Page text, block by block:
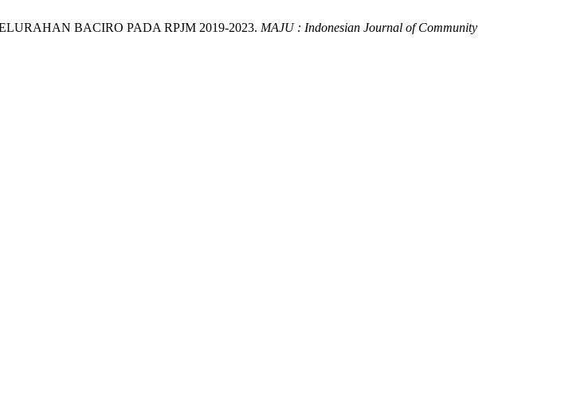
BACIRO PADA RPJM 2019-2023. MAJU : Indonesian Journal of Community